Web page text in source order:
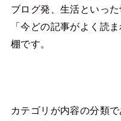
ブログ発、生活といっ
「今どの記事がよく読
棚です。
カテゴリが内容の分類